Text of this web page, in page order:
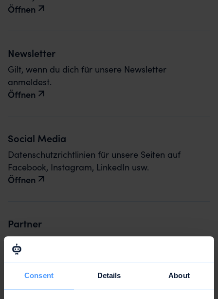
Consent Details About
Öffnen
Newsletter
Gilt, wenn du dich für unsere Newsletter
anmeldest.
Öffnen
Social Media
Datenschutzrichtlinien für unsere Seiten auf
Facebook, Instagram, LinkedIn usw.
Öffnen
Partner
Gilt, wenn du uns als awork Partner unterstützt.
Öffnen